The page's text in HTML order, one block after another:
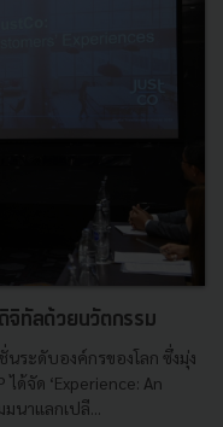
จิทัลด้วยนวัตกรรม
ะดับองค์กรของโลก ซึ่งมุ่ง
ด้จัด ‘Experience: An
าแลกเปลี...